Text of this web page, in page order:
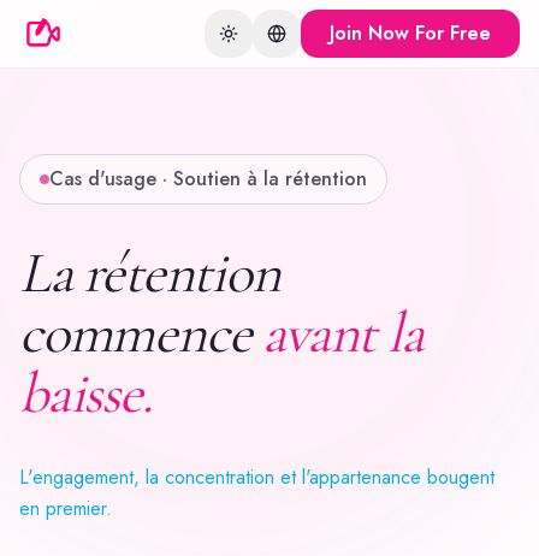
Toggle theme
Change language
Join Now For Free
Cas d'usage · Soutien à la rétention
La rétention
commence avant la
baisse.
L'engagement, la concentration et l'appartenance bougent
en premier.